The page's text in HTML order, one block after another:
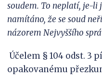
soudem. To neplatí, je-li
namítáno, že se soud
názorem Nejvyššího
Účelem § 104 odst. 3
opakovanému